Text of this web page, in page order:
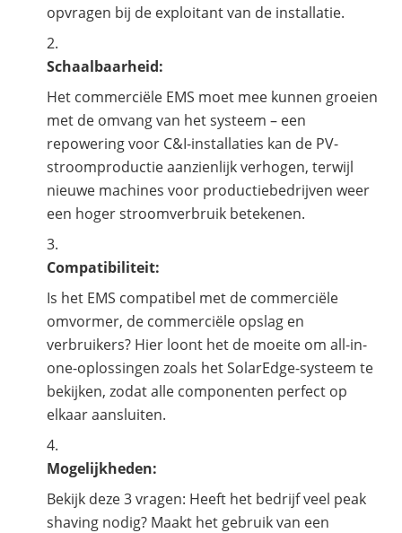
opvragen bij de exploitant van de installatie.
Schaalbaarheid:
Het commerciële EMS moet mee kunnen groeien
met de omvang van het systeem – een
repowering voor C&I-installaties kan de PV-
stroomproductie aanzienlijk verhogen, terwijl
nieuwe machines voor productiebedrijven weer
een hoger stroomverbruik betekenen.
Compatibiliteit:
Is het EMS compatibel met de commerciële
omvormer, de commerciële opslag en
verbruikers? Hier loont het de moeite om all-in-
one-oplossingen zoals het SolarEdge-systeem te
bekijken, zodat alle componenten perfect op
elkaar aansluiten.
Mogelijkheden:
Bekijk deze 3 vragen: Heeft het bedrijf veel peak
shaving nodig? Maakt het gebruik van een